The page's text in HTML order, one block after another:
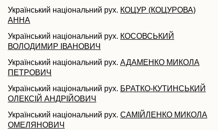
Український національний рух. КОЦУР (КОЦУРОВА)
АННА
Український національний рух. КОСОВСЬКИЙ
ВОЛОДИМИР ІВАНОВИЧ
Український національний рух. АДАМЕНКО МИКОЛА
ПЕТРОВИЧ
Український національний рух. БРАТКО-КУТИНСЬКИЙ
ОЛЕКСІЙ АНДРІЙОВИЧ
Український національний рух. САМІЙЛЕНКО МИКОЛА
ОМЕЛЯНОВИЧ